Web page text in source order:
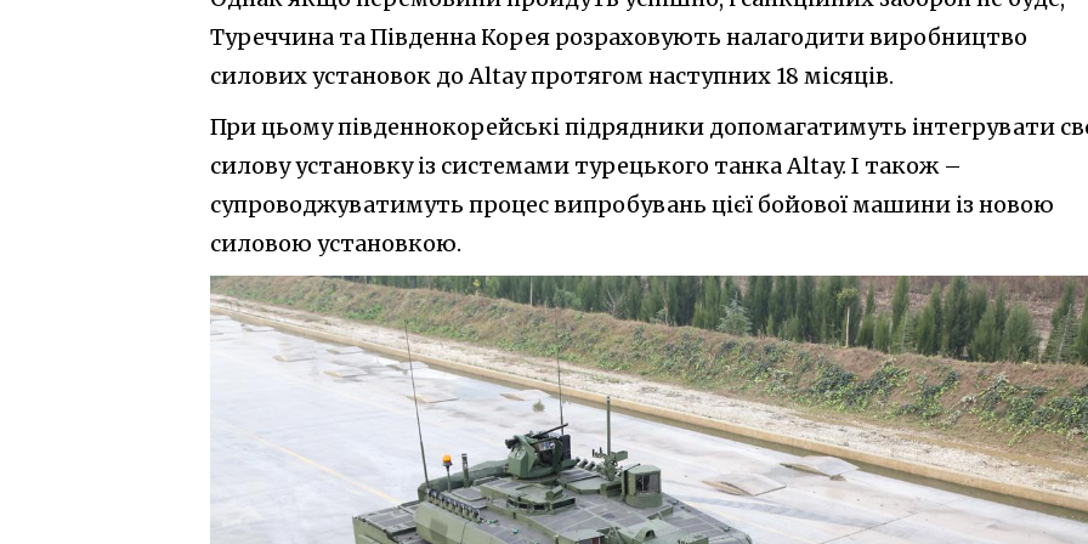
Туреччина та Південна Корея розраховують налагодити виробництво
силових установок до Altay протягом наступних 18 місяців.
При цьому південнокорейські підрядники допомагатимуть інтегрувати
силову установку із системами турецького танка Altay. І також –
супроводжуватимуть процес випробувань цієї бойової машини із новою
силовою установкою.